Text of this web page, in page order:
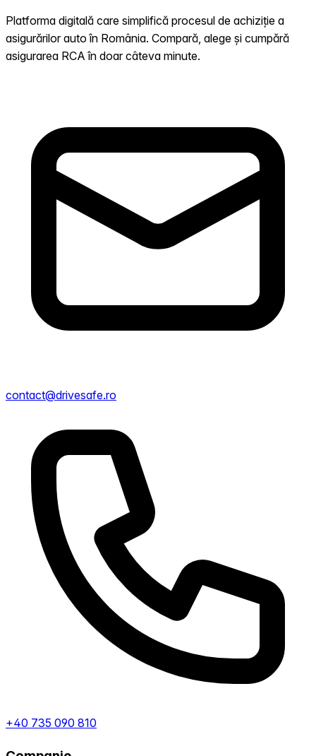
Platforma digitală care simplifică procesul de achiziție a
asigurărilor auto în România. Compară, alege și cumpără
asigurarea RCA în doar câteva minute.
contact@drivesafe.ro
+40 735 090 810